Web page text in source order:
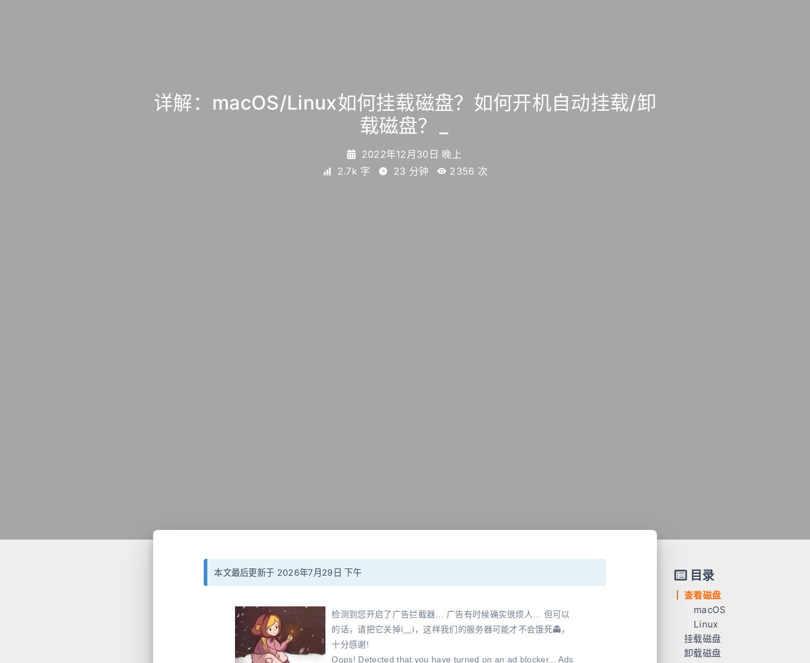
详解：macOS/Linux如何挂载磁盘？如何开机自动挂载/卸
载磁盘？
2022年12月30日 晚上
2.7k 字
23 分钟 2356 次
本文最后更新于 2026年7月29日 下午
检测到您开启了广告拦截器… 广告有时候确实很烦人… 但可以
的话，请把它关掉í﹏ì，这样我们的服务器可能才不会饿死👻，
十分感谢!
Oops! Detected that you have turned on an ad blocker... Ads
目录
查看磁盘
macOS
Linux
挂载磁盘
卸载磁盘